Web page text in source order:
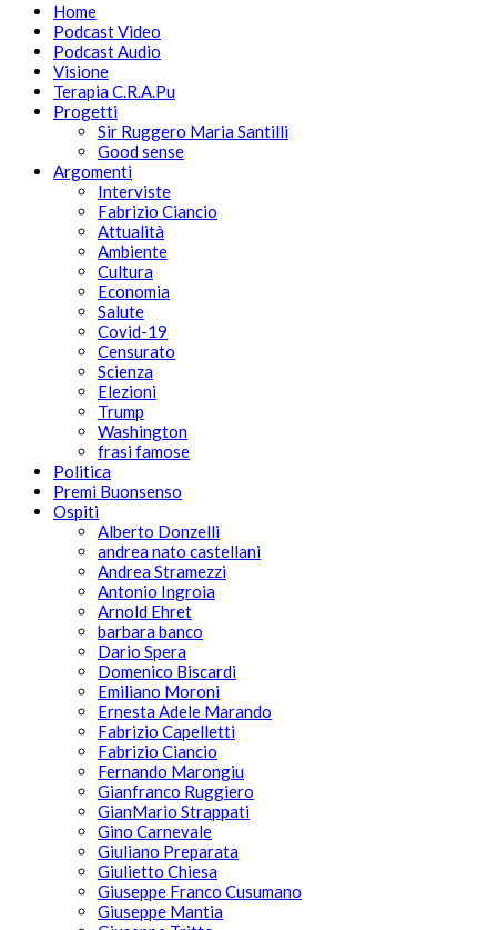
Home
Podcast Video
Podcast Audio
Visione
Terapia C.R.A.Pu
Progetti
Sir Ruggero Maria Santilli
Good sense
Argomenti
Interviste
Fabrizio Ciancio
Attualità
Ambiente
Cultura
Economia
Salute
Covid-19
Censurato
Scienza
Elezioni
Trump
Washington
frasi famose
Politica
Premi Buonsenso
Ospiti
Alberto Donzelli
andrea nato castellani
Andrea Stramezzi
Antonio Ingroia
Arnold Ehret
barbara banco
Dario Spera
Domenico Biscardi
Emiliano Moroni
Ernesta Adele Marando
Fabrizio Capelletti
Fabrizio Ciancio
Fernando Marongiu
Gianfranco Ruggiero
GianMario Strappati
Gino Carnevale
Giuliano Preparata
Giulietto Chiesa
Giuseppe Franco Cusumano
Giuseppe Mantia